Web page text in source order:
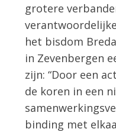
grotere
het bisdom
in Zevenbergen
zijn: “Door een
de koren in een
binding met